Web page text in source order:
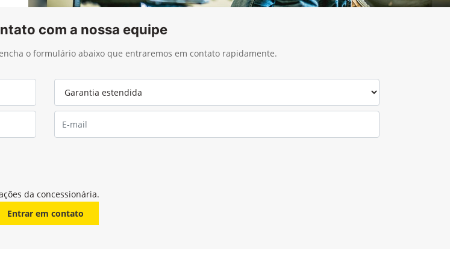
com a nossa equipe
o formulário abaixo que entraremos em contato rapidamente.
da concessionária.
Entrar em contato